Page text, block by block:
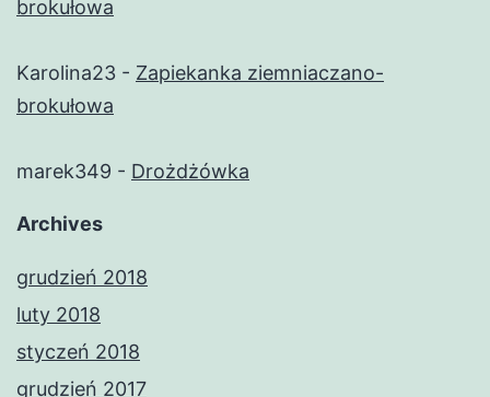
brokułowa
Karolina23 - Zapiekanka ziemniaczano-
brokułowa
marek349 - Drożdżówka
Archives
grudzień 2018
luty 2018
styczeń 2018
grudzień 2017